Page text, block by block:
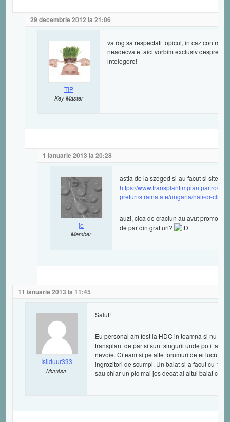
29 decembrie 2012 la 21:06
TIP
Key Master
va rog sa respectati topicul, in caz contrar,
neadecvate. aici vorbim exclusiv despre
intelegere!
1 ianuarie 2013 la 20:28
je
Member
astia de la szeged si-au facut si site in
https://www.transplantimplantpar.ro/
preturi/strainatate/ungaria/hair-dr-
auzi, cica de craciun au avut promotie
de par din grafturi?
11 ianuarie 2013 la 11:45
Isilduur333
Member
Salut!
Eu personal am fost la HDC in toamna si nu e
transplant de par si sunt singurii unde poti face
nevoie. Citeam si pe alte forumuri de ei lucruri
ingrozitori de scumpi. Un baiat si-a facut cu 12
sau chiar un pic mai jos decat al altui baiat care